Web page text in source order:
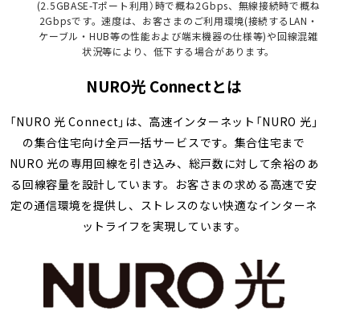
(2.5GBASE-Tポート利用）時で概ね2Gbps、無線接続時で概ね
2Gbpsです。速度は、お客さまのご利用環境(接続するLAN・
ケーブル・HUB等の性能および端末機器の仕様等)や回線混雑
状況等により、低下する場合があります。
NURO光 Connectとは
「NURO 光 Connect」は、高速インターネット「NURO 光」
の集合住宅向け全戸一括サービスです。集合住宅まで
NURO 光の専用回線を引き込み、総戸数に対して余裕のあ
る回線容量を設計しています。お客さまの求める高速で安
定の通信環境を提供し、ストレスのない快適なインターネ
ットライフを実現しています。